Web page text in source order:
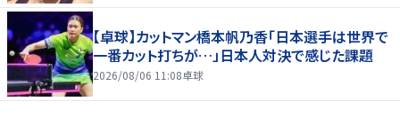
【卓球】カットマン橋本帆乃香「日本選手は世界で
一番カット打ちが…」日本人対決で感じた課題
2026/08/06 11:08卓球